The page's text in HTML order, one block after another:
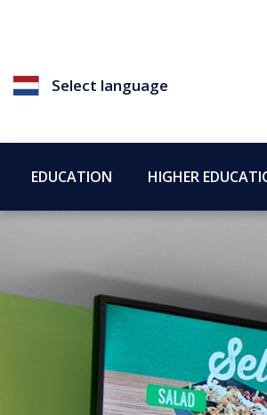
Select language
EDUCATION HIGHER